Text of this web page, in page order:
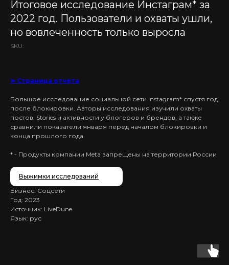
Итоговое исследование Инстаграм* за
2022 год. Пользователи и охваты ушли,
но вовлеченность только выросла
SKU:
➤ Страница отчета
Большое исследование социальной сети Instagram* спустя год
после блокировки. Авторы исследования изучили охваты
постов, Stories и активности у блогеров и брендов, а также
сравнили показатели января перед началом блокировки и
конца прошлого года.
* - Продукты компании Meta запрещены на территории России
Выжимки исследований
Бизнес: Соцсети
Год: 2023
Источник: LiveDune
Язык: рус